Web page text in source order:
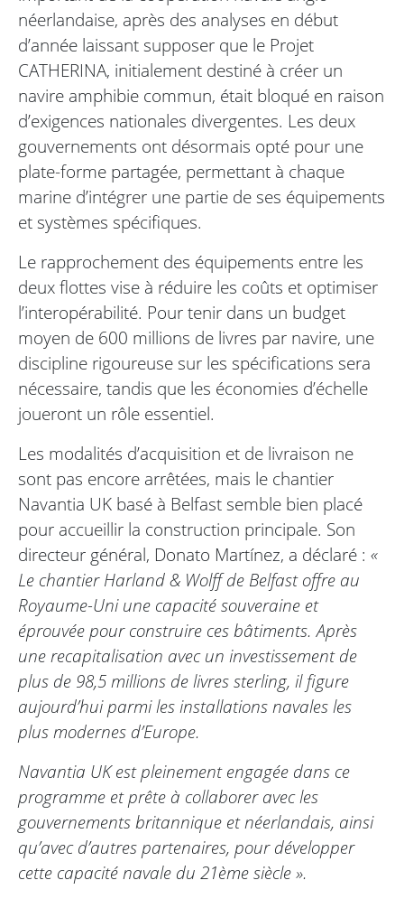
néerlandaise, après des analyses en début
d’année laissant supposer que le Projet
CATHERINA, initialement destiné à créer un
navire amphibie commun, était bloqué en raison
d’exigences nationales divergentes. Les deux
gouvernements ont désormais opté pour une
plate-forme partagée, permettant à chaque
marine d’intégrer une partie de ses équipements
et systèmes spécifiques.
Le rapprochement des équipements entre les
deux flottes vise à réduire les coûts et optimiser
l’interopérabilité. Pour tenir dans un budget
moyen de 600 millions de livres par navire, une
discipline rigoureuse sur les spécifications sera
nécessaire, tandis que les économies d’échelle
joueront un rôle essentiel.
Les modalités d’acquisition et de livraison ne
sont pas encore arrêtées, mais le chantier
Navantia UK basé à Belfast semble bien placé
pour accueillir la construction principale. Son
directeur général, Donato Martínez, a déclaré : «
Le chantier Harland & Wolff de Belfast offre au
Royaume-Uni une capacité souveraine et
éprouvée pour construire ces bâtiments. Après
une recapitalisation avec un investissement de
plus de 98,5 millions de livres sterling, il figure
aujourd’hui parmi les installations navales les
plus modernes d’Europe.
Navantia UK est pleinement engagée dans ce
programme et prête à collaborer avec les
gouvernements britannique et néerlandais, ainsi
qu’avec d’autres partenaires, pour développer
cette capacité navale du 21ème siècle ».